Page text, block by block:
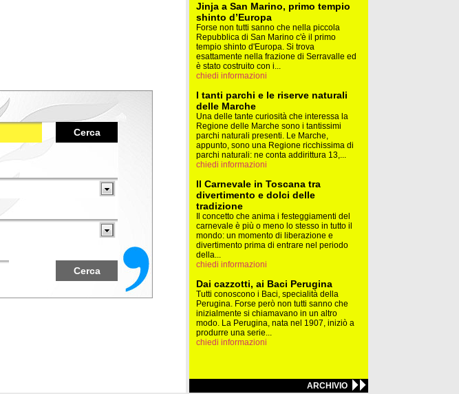
Cerca
Cerca
Jinja a San Marino, primo tempio
shinto d’Europa
Forse non tutti sanno che nella piccola
Repubblica di San Marino c'è il primo
tempio shinto d'Europa. Si trova
esattamente nella frazione di Serravalle ed
è stato costruito con i...
chiedi informazioni
I tanti parchi e le riserve naturali
delle Marche
Una delle tante curiosità che interessa la
Regione delle Marche sono i tantissimi
parchi naturali presenti. Le Marche,
appunto, sono una Regione ricchissima di
parchi naturali: ne conta addirittura 13,...
chiedi informazioni
Il Carnevale in Toscana tra
divertimento e dolci delle
tradizione
Il concetto che anima i festeggiamenti del
carnevale è più o meno lo stesso in tutto il
mondo: un momento di liberazione e
divertimento prima di entrare nel periodo
della...
chiedi informazioni
Dai cazzotti, ai Baci Perugina
Tutti conoscono i Baci, specialità della
Perugina. Forse però non tutti sanno che
inizialmente si chiamavano in un altro
modo. La Perugina, nata nel 1907, iniziò a
produrre una serie...
chiedi informazioni
ARCHIVIO